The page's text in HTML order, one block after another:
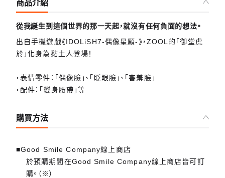
商品介紹
從我誕生到這個世界的那一天起，就沒有任何負面的想法。
出自手機遊戲《IDOLiSH7-偶像星願-》，ZOOL的「御堂虎
於」化身為黏土人登場！
・表情零件：「偶像臉」、「眨眼臉」、「害羞臉」
・配件：「變身腰帶」等
購買方法
■Good Smile Company線上商店
於預購期間在Good Smile Company線上商店皆可訂
購。（※）